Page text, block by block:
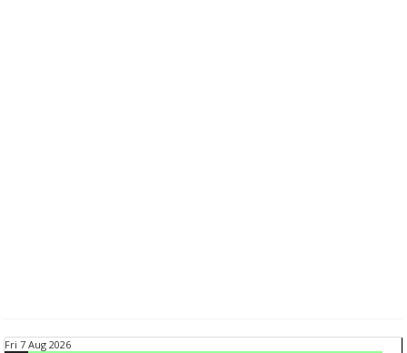
Fri 7 Aug 2026